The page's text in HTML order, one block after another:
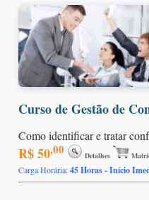
Curso de Gestão de
Como identificar e tratar
R$ 50,00 Detalhes
Carga Horária:45 Horas - Início